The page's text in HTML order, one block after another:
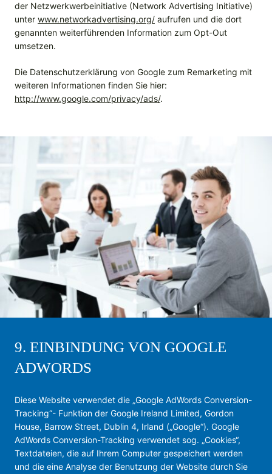
der Netzwerkwerbeinitiative (Network Advertising Initiative)
unter www.networkadvertising.org/ aufrufen und die dort
genannten weiterführenden Information zum Opt-Out
umsetzen.
Die Datenschutzerklärung von Google zum Remarketing mit
weiteren Informationen finden Sie hier:
http://www.google.com/privacy/ads/.
9. EINBINDUNG VON GOOGLE
ADWORDS
Diese Website verwendet die „Google AdWords Conversion-
Tracking“- Funktion der Google Ireland Limited, Gordon
House, Barrow Street, Dublin 4, Irland („Google“). Google
AdWords Conversion-Tracking verwendet sog. „Cookies“,
Textdateien, die auf Ihrem Computer gespeichert werden
und die eine Analyse der Benutzung der Website durch Sie